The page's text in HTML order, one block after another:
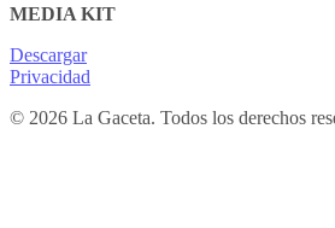
MEDIA KIT
Descargar
Privacidad
© 2026 La Gaceta. Todos los derechos